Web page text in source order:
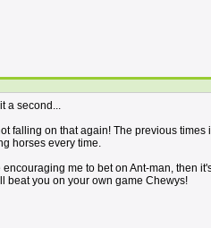
a second...
falling on that again! The previous
horses every time.
me to bet on Ant-man, then
beat you on your own game Chewys!